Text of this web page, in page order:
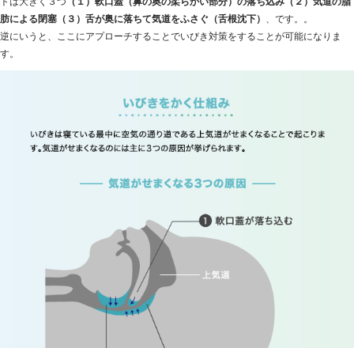
肪による閉塞（３）舌が奥に落ちて気道をふさぐ（舌根沈下）
、です。。
逆にいうと、ここにアプローチすることでいびき対策をすることが可能になりま
す。